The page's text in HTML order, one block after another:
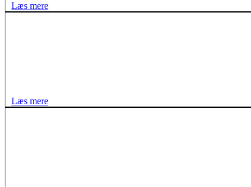
Læs mere
Læs mere